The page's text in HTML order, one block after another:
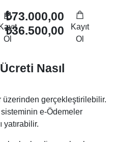
Kayıt
Ol
₺73.000,00
₺36.500,00
Kayıt
Ol
Nasıl
üzerinden gerçekleştirilebilir.
e-Ödemeler
yatırabilir.